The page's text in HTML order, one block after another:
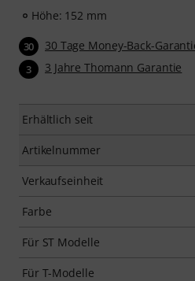
Höhe: 152 mm
30 30 Tage Money-Back-
3 3 Jahre Thomann Garantie
Erhältlich seit
Artikelnummer
Verkaufseinheit
Farbe
Für ST Modelle
Für T-Modelle